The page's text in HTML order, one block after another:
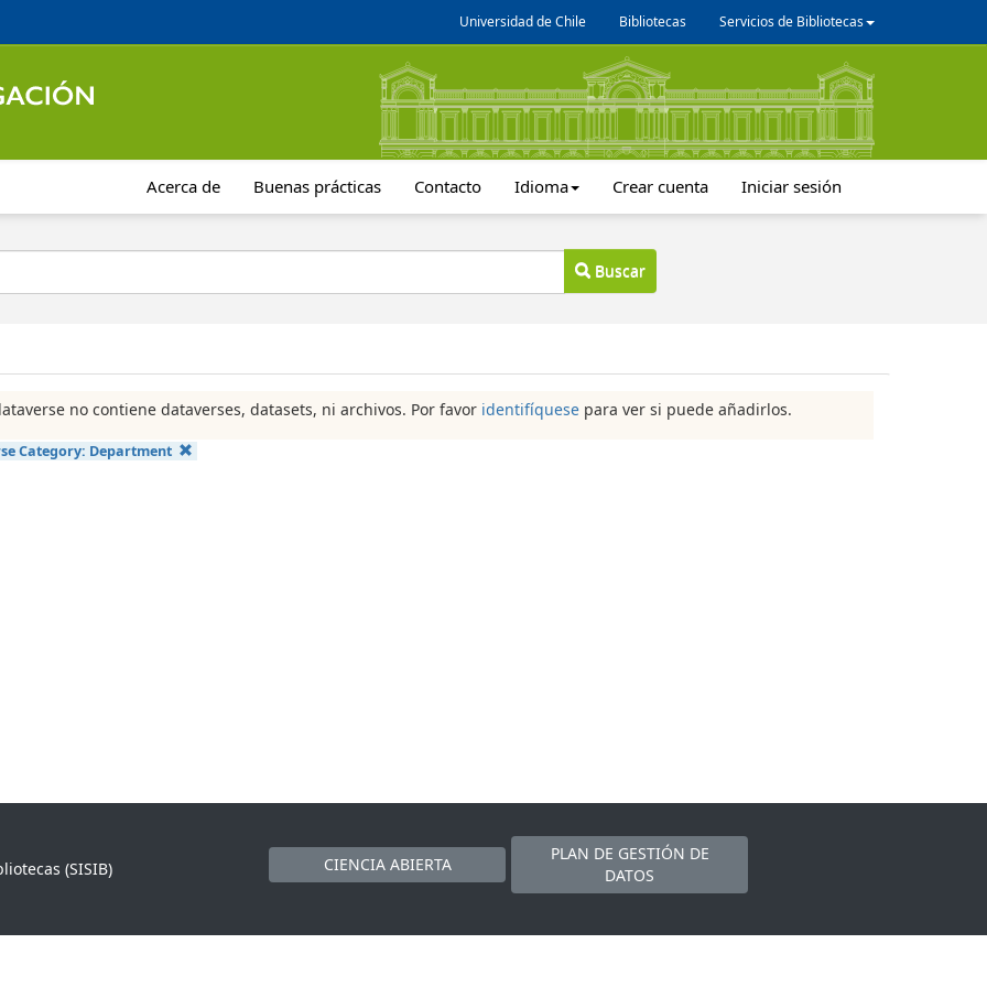
Universidad de Chile Bibliotecas Servicios de Bibliotecas
Acerca de Buenas prácticas Contacto Idioma Crear cuenta Iniciar sesión
Buscar
no contiene dataverses, datasets, ni archivos. Por favor identifíquese para ver si puede añadirlos.
Category: Department
(SISIB)
CIENCIA ABIERTA
PLAN DE GESTIÓN DE
DATOS